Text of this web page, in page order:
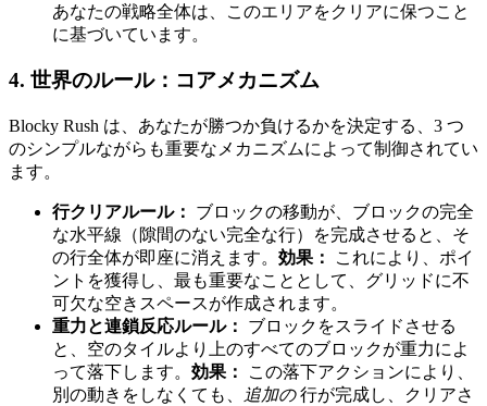
あなたの戦略全体は、このエリアをクリアに保つこと
に基づいています。
4. 世界のルール：コアメカニズム
Blocky Rush は、あなたが勝つか負けるかを決定する、3 つ
のシンプルながらも重要なメカニズムによって制御されてい
ます。
行クリアルール：
ブロックの移動が、ブロックの完全
な水平線（隙間のない完全な行）を完成させると、そ
の行全体が即座に消えます。 効果：
これにより、ポイ
ントを獲得し、最も重要なこととして、グリッドに不
可欠な空きスペースが作成されます。
重力と連鎖反応ルール：
ブロックをスライドさせる
と、空のタイルより上のすべてのブロックが重力によ
って落下します。 効果：
この落下アクションにより、
別の動きをしなくても、
追加の行が完成し、クリアさ